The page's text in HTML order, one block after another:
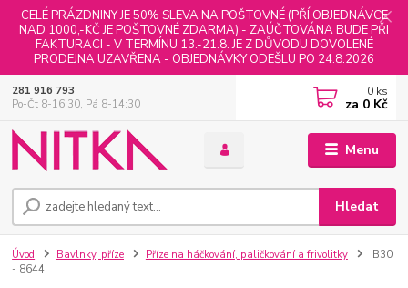
CELÉ PRÁZDNINY JE 50% SLEVA NA POŠTOVNÉ (PŘÍ OBJEDNÁVCE
NAD 1000,-KČ JE POŠTOVNÉ ZDARMA) - ZAÚČTOVÁNA BUDE PŘI
FAKTURACI - V TERMÍNU 13.-21.8. JE Z DŮVODU DOVOLENÉ
PRODEJNA UZAVŘENA - OBJEDNÁVKY ODEŠLU PO 24.8.2026
Menu
Hledat
281 916 793
Po-Čt 8-16:30, Pá 8-14:30
0 ks
za 0 Kč
Úvod Bavlnky, příze Příze na háčkování, paličkování a frivolitky
B30
- 8644